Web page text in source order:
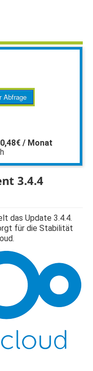
Abfrage
0,48€ / Monat
3.4.4
das Update 3.4.4.
für die Stabilität